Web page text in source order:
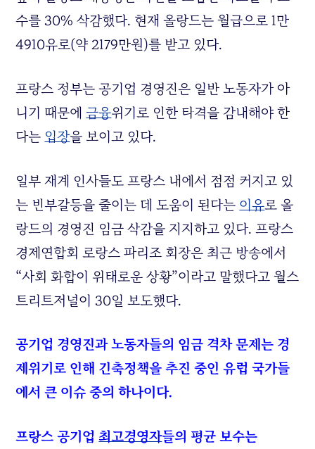
수를 30% 삭감했다. 현재 올랑드는 월급으로 1만
4910유로(약 2179만원)를 받고 있다.
프랑스 정부는 공기업 경영진은 일반 노동자가 아
니기 때문에금융위기로 인한 타격을 감내해야 한
다는 입장을 보이고 있다.
일부 재계 인사들도 프랑스 내에서 점점 커지고 있
는 빈부갈등을 줄이는 데 도움이 된다는 이유로 올
랑드의 경영진 임금 삭감을 지지하고 있다. 프랑스
경제연합회 로랑스 파리조 회장은 최근 방송에서
“사회 화합이 위태로운 상황”이라고 말했다고 월스
트리트저널이 30일 보도했다.
공기업 경영진과 노동자들의 임금 격차 문제는 경
제위기로 인해 긴축정책을 추진 중인 유럽 국가들
에서 큰 이슈 중의 하나이다.
프랑스 공기업최고경영자들의 평균 보수는